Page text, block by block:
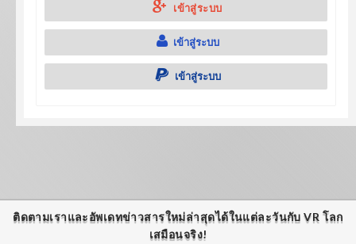
เข้าสู่ระบบ
เข้าสู่ระบบ
เข้าสู่ระบบ
ติดตามเราและอัพเดทข่าวสารใหม่ล่าสุดได้ในแต่ละวันกับ VR โลก
เสมือนจริง!